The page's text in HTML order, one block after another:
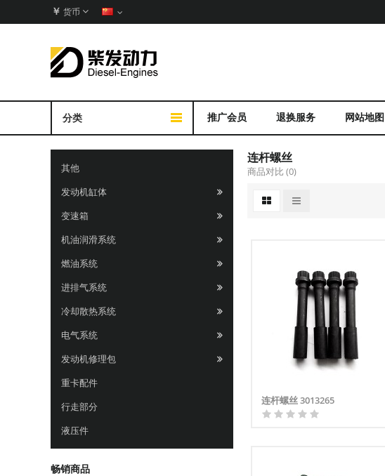
￥ 货币
分类 推广会员 退换服务 网站地图
其他
发动机缸体
变速箱
机油润滑系统
燃油系统
进排气系统
冷却散热系统
电气系统
发动机修理包
重卡配件
行走部分
液压件
畅销商品
连杆螺丝
商品对比 (0)
连杆螺丝 3013265